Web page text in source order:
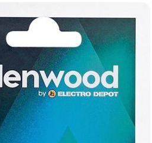
Cookies
Nuestros partners
crear un perfil de
publicidad estará